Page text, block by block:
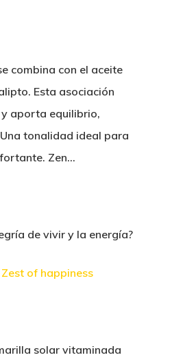
combina con el aceite
Esta asociación
aporta equilibrio,
tonalidad ideal para
Zen…
de vivir y la energía?
of happiness
solar vitaminada